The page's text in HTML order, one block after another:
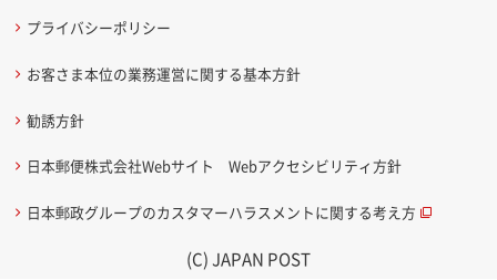
プライバシーポリシー
お客さま本位の業務運営に関する基本方針
勧誘方針
日本郵便株式会社Webサイト Webアクセシビリティ方針
日本郵政グループのカスタマーハラスメントに関する考え方
(C) JAPAN POST